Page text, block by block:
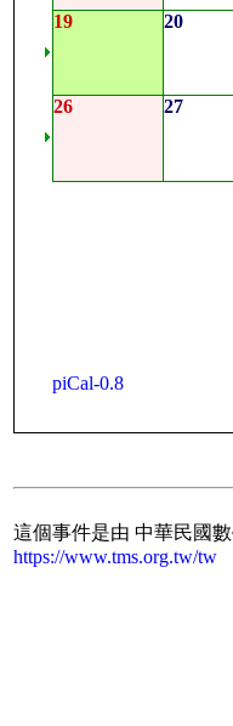
19 20
26 27
piCal-0.8
這個事件是由 中華民國
https://www.tms.org.tw/tw